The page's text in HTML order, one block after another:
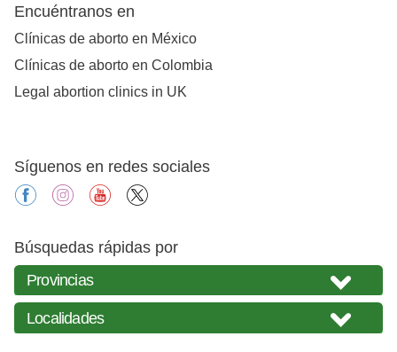
Encuéntranos en
Clínicas de aborto en México
Clínicas de aborto en Colombia
Legal abortion clinics in UK
Síguenos en redes sociales
facebookinstagramyoutube
Búsquedas rápidas por